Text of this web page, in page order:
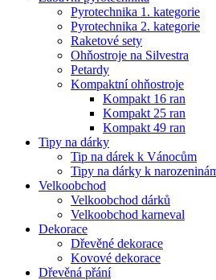
Pyrotechnika 1. kategorie
Pyrotechnika 2. kategorie
Raketové sety
Ohňostroje na Silvestra
Petardy
Kompaktní ohňostroje
Kompakt 16 ran
Kompakt 25 ran
Kompakt 49 ran
Tipy na dárky
Tip na dárek k Vánocům
Tipy na dárky k
Velkoobchod
Velkoobchod dárků
Velkoobchod karneval
Dekorace
Dřevěné dekorace
Kovové dekorace
Dřevěná přání